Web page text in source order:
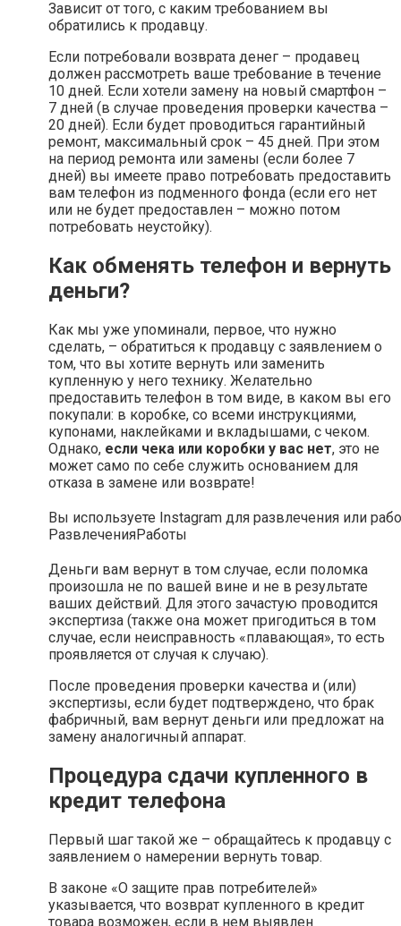
Зависит от того, с каким требованием вы
обратились к продавцу.
Если потребовали возврата денег – продавец
должен рассмотреть ваше требование в течение
10 дней. Если хотели замену на новый смартфон –
7 дней (в случае проведения проверки качества –
20 дней). Если будет проводиться гарантийный
ремонт, максимальный срок – 45 дней. При этом
на период ремонта или замены (если более 7
дней) вы имеете право потребовать предоставить
вам телефон из подменного фонда (если его нет
или не будет предоставлен – можно потом
потребовать неустойку).
Как обменять телефон и вернуть
деньги?
Как мы уже упоминали, первое, что нужно
сделать, – обратиться к продавцу с заявлением о
том, что вы хотите вернуть или заменить
купленную у него технику. Желательно
предоставить телефон в том виде, в каком вы его
покупали: в коробке, со всеми инструкциями,
купонами, наклейками и вкладышами, с чеком.
Однако, если чека или коробки у вас нет, это не
может само по себе служить основанием для
отказа в замене или возврате!
Вы используете Instagram для развлечения или
РазвлеченияРаботы
Деньги вам вернут в том случае, если поломка
произошла не по вашей вине и не в результате
ваших действий. Для этого зачастую проводится
экспертиза (также она может пригодиться в том
случае, если неисправность «плавающая», то есть
проявляется от случая к случаю).
После проведения проверки качества и (или)
экспертизы, если будет подтверждено, что брак
фабричный, вам вернут деньги или предложат на
замену аналогичный аппарат.
Процедура сдачи купленного в
кредит телефона
Первый шаг такой же – обращайтесь к продавцу с
заявлением о намерении вернуть товар.
В законе «О защите прав потребителей»
указывается, что возврат купленного в кредит
товара возможен, если в нем выявлен